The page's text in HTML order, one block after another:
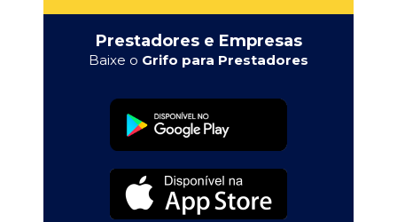
Prestadores e Empresas
Baixe o Grifo para Prestadores